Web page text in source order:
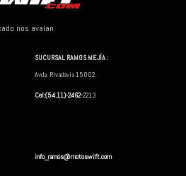
nos avalan.
SUCURSAL RAMOS MEJÍA :
Avda. Rivadavia 15002.
Cel:(54.11)-2462-2213
info_ramos@motoswift.com